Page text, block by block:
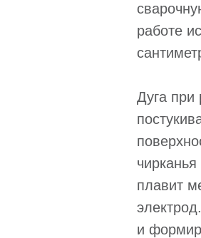
работе
Дуга при
плавит
и